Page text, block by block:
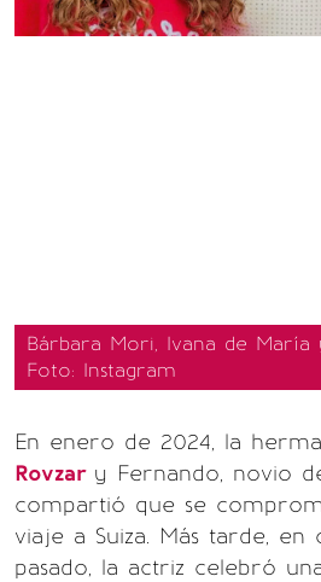
Bárbara Mori, Ivana de María
Foto: Instagram
En enero de 2024, la
Rovzar y Fernando, novio
compartió que se
viaje a Suiza. Más tarde,
pasado, la actriz celebró